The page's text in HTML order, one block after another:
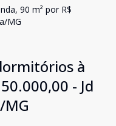
90 m² por R$
MG
à
- Jd
MG